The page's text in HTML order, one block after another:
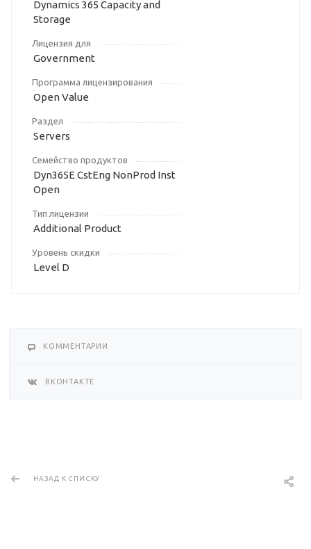
Dynamics 365 Capacity and
Storage
Лицензия для
Government
Программа лицензирования
Open Value
Раздел
Servers
Семейство продуктов
Dyn365E CstEng NonProd Inst
Open
Тип лицензии
Additional Product
Уровень скидки
Level D
КОММЕНТАРИИ
ВКОНТАКТЕ
НАЗАД К СПИСКУ